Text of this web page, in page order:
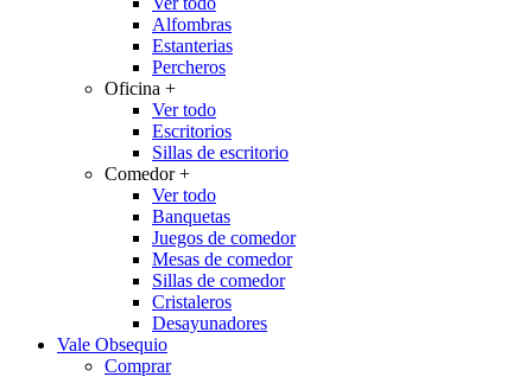
Alfombras
Estanterias
Percheros
Oficina +
Ver todo
Escritorios
Sillas de escritorio
Comedor+
Ver todo
Banquetas
Juegos de comedor
Mesas de comedor
Sillas de comedor
Cristaleros
Desayunadores
Vale Obsequio
Comprar